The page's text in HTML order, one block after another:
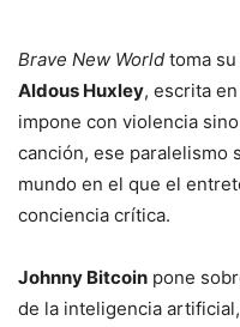
Brave New World toma
Aldous Huxley, escrita
impone con violencia
canción, ese paralelismo
mundo en el que el
conciencia crítica.
Johnny Bitcoin pone
de la inteligencia